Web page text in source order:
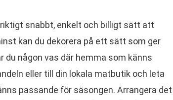
snabbt, enkelt och billigt sätt att
kan du dekorera på ett sätt som ger
du någon vas där hemma som känns
eller till din lokala matbutik och leta
passande för säsongen. Arrangera det